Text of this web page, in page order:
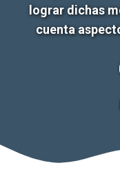
lograr dichas
cuenta